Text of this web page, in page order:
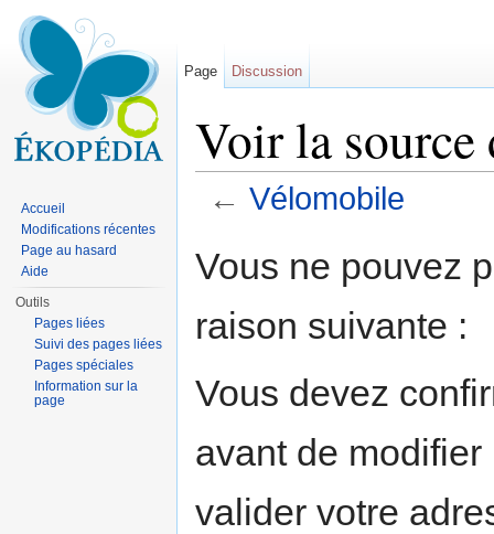
Voir la
← Vélomobile
Vous ne pouvez
raison suivante :
Vous devez
avant de
valider votre
Page Discussion
Accueil
Modifications récentes
Page au hasard
Aide
Outils
Pages liées
Suivi des pages liées
Pages spéciales
Information sur la
page